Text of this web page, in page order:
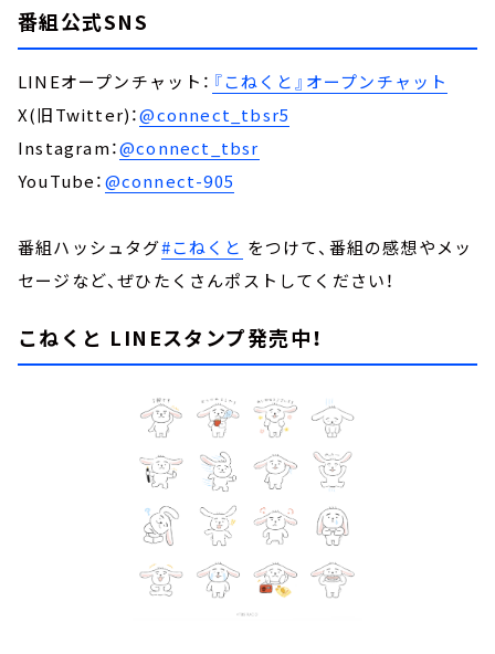
番組公式SNS
LINEオープンチャット： 『こねくと』オープンチャット
X(旧Twitter)：@connect_tbsr5
Instagram：@connect_tbsr
YouTube：@connect-905
番組ハッシュタグ#こねくと をつけて、番組の感想やメッ
セージなど、ぜひたくさんポストしてください！
こねくと LINEスタンプ発売中！